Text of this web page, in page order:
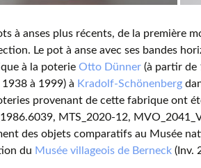
à anses plus récents, de la première
Le pot à anse avec ses bandes
à la poterie Otto Dünner (à partir de
1938 à 1999) à Kradolf-Schönenberg
provenant de cette fabrique ont
MTS_2020-12,
des objets comparatifs au Musée
du Musée villageois de Berneck (Inv.